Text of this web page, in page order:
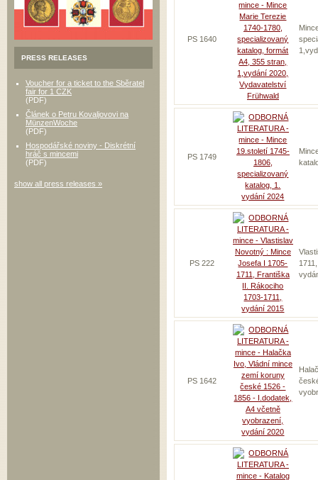
PRESS RELEASES
Voucher for a ticket to the Sběratel
fair for 1 CZK
(PDF)
Článek o Petru Kovaljovovi na
MünzenWoche
(PDF)
Hospodářské noviny - Diskrétní
hráč s mincemi
(PDF)
show all press releases »
PS 1640
PS 1749
PS 222
PS 1642